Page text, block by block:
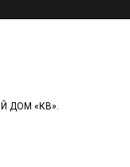
ДОМ «КВ».